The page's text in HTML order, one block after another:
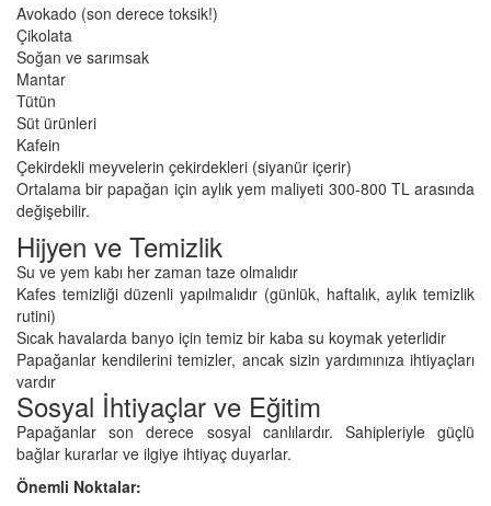
Avokado (son derece toksik!)
Çikolata
Soğan ve sarımsak
Mantar
Tütün
Süt ürünleri
Kafein
Çekirdekli meyvelerin çekirdekleri (siyanür içerir)
Ortalama bir papağan için aylık yem maliyeti 300-800 TL arasında
değişebilir.
Hijyen ve Temizlik
Su ve yem kabı her zaman taze olmalıdır
Kafes temizliği düzenli yapılmalıdır (günlük, haftalık, aylık temizlik
rutini)
Sıcak havalarda banyo için temiz bir kaba su koymak yeterlidir
Papağanlar kendilerini temizler, ancak sizin yardımınıza ihtiyaçları
vardır
Sosyal İhtiyaçlar ve Eğitim
Papağanlar son derece sosyal canlılardır. Sahipleriyle güçlü
bağlar kurarlar ve ilgiye ihtiyaç duyarlar.
Önemli Noktalar: